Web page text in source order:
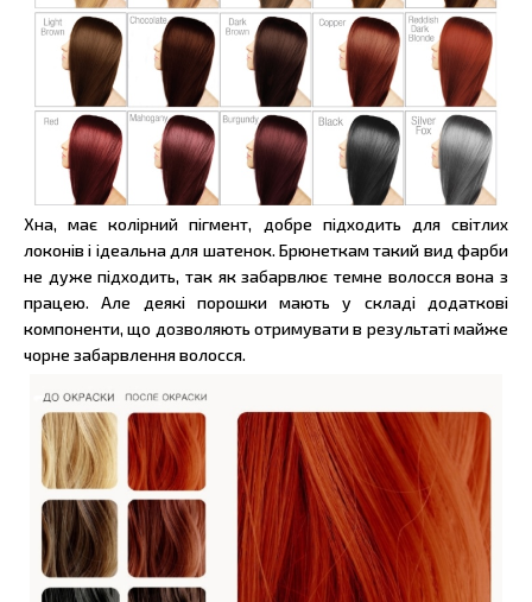
Хна, має колірний пігмент, добре підходить для світлих
локонів і ідеальна для шатенок. Брюнеткам такий вид фарби
не дуже підходить, так як забарвлює темне волосся вона з
працею. Але деякі порошки мають у складі додаткові
компоненти, що дозволяють отримувати в результаті майже
чорне забарвлення волосся.